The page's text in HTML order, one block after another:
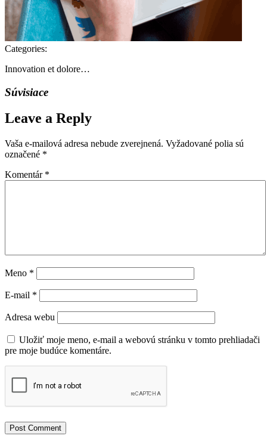
Categories:
Innovation et dolore…
Súvisiace
Leave a Reply
Vaša e-mailová adresa nebude zverejnená. Vyžadované polia sú
označené *
Komentár *
Meno *
E-mail *
Adresa webu
Uložiť moje meno, e-mail a webovú stránku v tomto prehliadači
pre moje budúce komentáre.